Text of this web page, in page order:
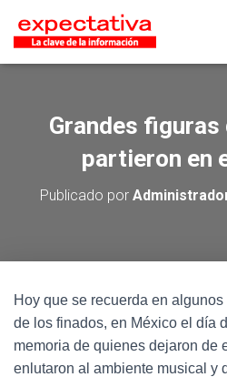
Grandes figuras
partieron en
Publicado por
Hoy que se recuerda en
de los finados, en México el día
memoria de quienes dejaron de
enlutaron al ambiente musical y